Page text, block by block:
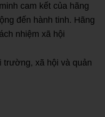
cam kết của hãng
đến hành tinh. Hãng
nhiệm xã hội
trường, xã hội và quản